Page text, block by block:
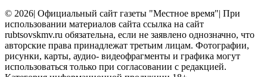
© 2026| Официальный сайт газеты "Местное время"| При
использовании материалов сайта ссылка на сайт
rubtsovskmv.ru обязательна, если не заявлено однозначно, что
авторские права принадлежат третьим лицам. Фотографии,
рисунки, карты, аудио- видеофрагменты и графика могут
использоваться только при согласовании с редакцией.